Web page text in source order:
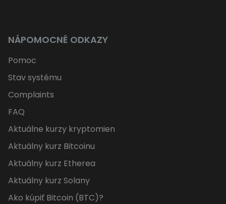
NÁPOMOCNÉ ODKAZY
Pomoc
Stav systému
Complaints
FAQ
Aktuálne kurzy kryptomien
Aktuálny kurz Bitcoinu
Aktuálny kurz Etherea
Aktuálny kurz Solany
Ako kúpiť Bitcoin (BTC)?